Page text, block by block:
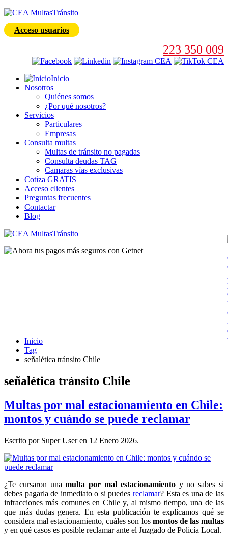
Acceso usuarios
223 350 009
Inicio
Nosotros
Quiénes somos
¿Por qué nosotros?
Servicios
Particulares
Empresas
Consulta multas
Multas de tránsito no pagadas
Consulta deudas TAG
Camaras vías exclusivas
Cotiza GRATIS
Acceso clientes
Preguntas frecuentes
Contactar
Blog
Inicio
Tag
señalética tránsito Chile
señalética tránsito Chile
Multas por mal estacionamiento en Chile:
montos y cuándo se puede reclamar
Escrito por Super User en 12 Enero 2026.
¿Te cursaron unamulta por mal estacionamientoy no sabes si
debes pagarla de inmediato o si puedesreclamar? Esta es una de las
infracciones más comunes en Chile y, al mismo tiempo, una de las
que más dudas genera. En esta publicación te explicamos qué se
considera mal estacionamiento, cuáles son los montos de las multas
y en qué casos es posible reclamar ante el Juzgado de Policía Local.